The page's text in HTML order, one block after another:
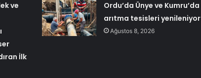
ve
İlk
Ordu’da Ünye ve Kumru’da
arıtma tesisleri yenileniyor
Ağustos 8, 2026